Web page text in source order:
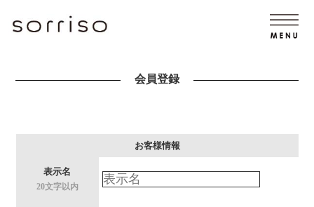
会員登録
お客様情報
表示名
20文字以内